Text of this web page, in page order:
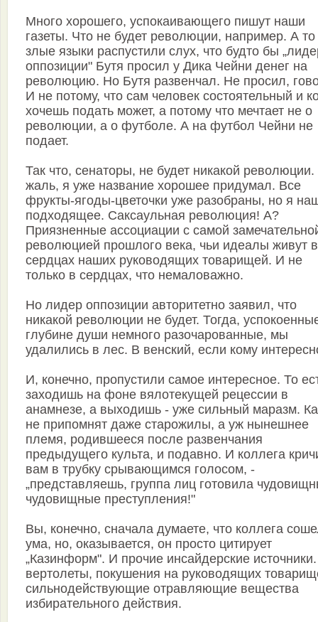
Много хорошего, успокаивающего пишут наши
газеты. Что не будет революции, например. А то
злые языки распустили слух, что будто бы
оппозиции" Бутя просил у Дика Чейни денег на
революцию. Но Бутя развенчал. Не просил,
И не потому, что сам человек состоятельный и
хочешь подать может, а потому что мечтает не о
революции, а о футболе. А на футбол Чейни не
подает.
Так что, сенаторы, не будет никакой
жаль, я уже название хорошее придумал. Все
фрукты-ягоды-цветочки уже разобраны, но я
подходящее. Саксаульная революция! А?
Приязненные ассоциации с самой
революцией прошлого века, чьи идеалы живут в
сердцах наших руководящих товарищей. И не
только в сердцах, что немаловажно.
Но лидер оппозиции авторитетно заявил, что
никакой революции не будет. Тогда,
глубине души немного разочарованные, мы
удалились в лес. В венский, если кому
И, конечно, пропустили самое интересное. То
заходишь на фоне вялотекущей рецессии в
анамнезе, а выходишь - уже сильный маразм.
не припомнят даже старожилы, а уж нынешнее
племя, родившееся после развенчания
предыдущего культа, и подавно. И коллега
вам в трубку срывающимся голосом, -
„представляешь, группа лиц готовила
чудовищные преступления!"
Вы, конечно, сначала думаете, что коллега
ума, но, оказывается, он просто цитирует
„Казинформ". И прочие инсайдерские
вертолеты, покушения на руководящих
сильнодействующие отравляющие вещества
избирательного действия.